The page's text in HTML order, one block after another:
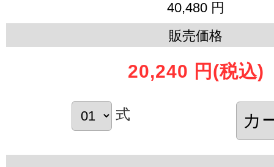
40,480 円
販売価格
20,240 円 (税込)
式